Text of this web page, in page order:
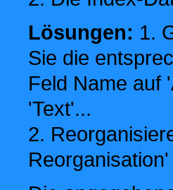
Lösungen: 1.
Sie die
Feld Name auf
'Text'...
2.
Reorganisation'